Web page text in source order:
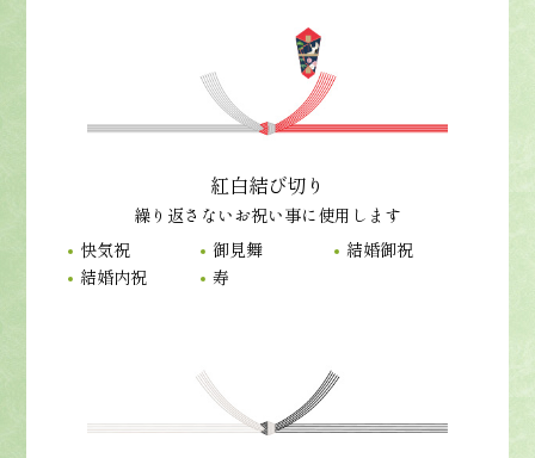
紅白結び切り
繰り返さないお祝い事に使用します
快気祝
御見舞
結婚御祝
結婚内祝
寿